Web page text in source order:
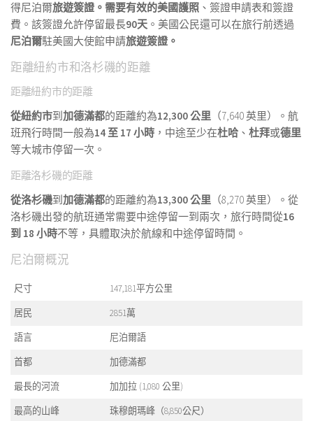
得尼泊爾旅遊簽證。需要有效的美國護照 、簽證申請表和簽證
費。該簽證允許停留最長90天 。美國公民還可以在旅行前透過
尼泊爾駐美國大使館申請旅遊簽證。
距離紐約市和洛杉磯的距離
距離紐約市的距離
從紐約市到加德滿都的距離約為12,300 公里 （7,640 英里）。航
班飛行時間一般為14 至 17 小時 ，中途至少在杜哈 、 杜拜或德里
等大城市停留一次。
距離洛杉磯的距離
從洛杉磯到加德滿都的距離約為13,300 公里 （8,270 英里）。從
洛杉磯出發的航班通常需要中途停留一到兩次，旅行時間從16
到 18 小時不等，具體取決於航線和中途停留時間。
尼泊爾概況
尺寸 147,181平方公里
居民 2851萬
語言 尼泊爾語
首都 加德滿都
最長的河流 加加拉 (1,080 公里)
最高的山峰 珠穆朗瑪峰（8,850公尺）